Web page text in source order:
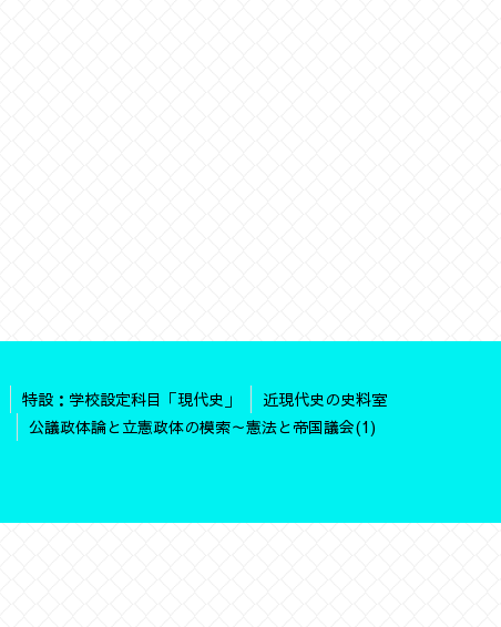
特設：学校設定科目「現代史」
近現代史の史料室
公議政体論と立憲政体の模索～憲法と帝国議会(1)